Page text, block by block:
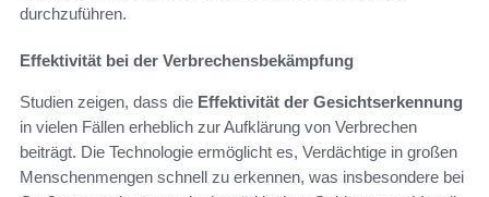
durchzuführen.
Effektivität bei der Verbrechensbekämpfung
Studien zeigen, dass die Effektivität der Gesichtserkennung
in vielen Fällen erheblich zur Aufklärung von Verbrechen
beiträgt. Die Technologie ermöglicht es, Verdächtige in großen
Menschenmengen schnell zu erkennen, was insbesondere bei